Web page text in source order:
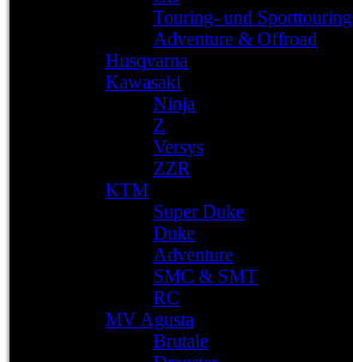
Touring- und Sporttouring
Adventure & Offroad
Husqvarna
Kawasaki
Ninja
Z
Versys
ZZR
KTM
Super Duke
Duke
Adventure
SMC & SMT
RC
MV Agusta
Brutale